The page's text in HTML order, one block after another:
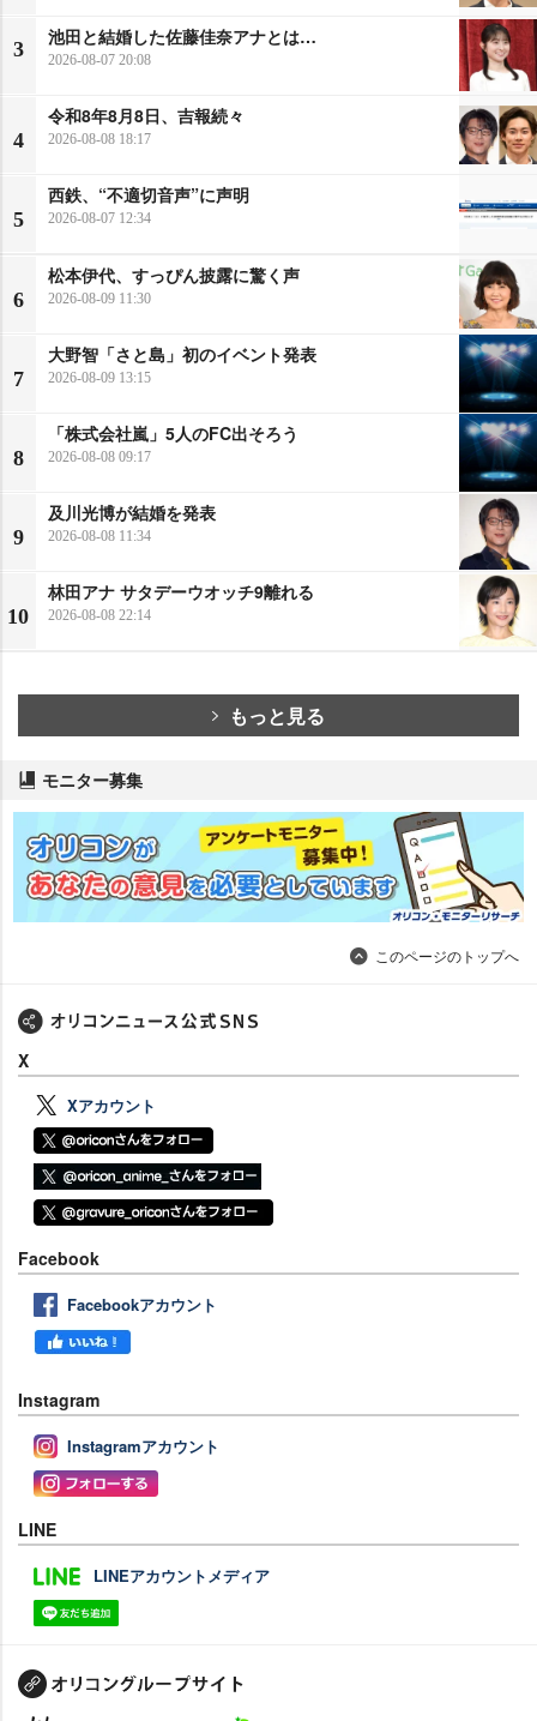
3
池田と結婚した佐藤佳奈アナとは…
2026-08-07 20:08
4
令和8年8月8日、吉報続々
2026-08-08 18:17
5
西鉄、“不適切音声”に声明
2026-08-07 12:34
6
松本伊代、すっぴん披露に驚く声
2026-08-09 11:30
7
大野智「さと島」初のイベント発表
2026-08-09 13:15
8
「株式会社嵐」5人のFC出そろう
2026-08-08 09:17
9
及川光博が結婚を発表
2026-08-08 11:34
10
林田アナ サタデーウオッチ9離れる
2026-08-08 22:14
もっと見る
モニター募集
このページのトップへ
X
Xアカウント
Facebook
Facebookアカウント
Instagram
Instagramアカウント
LINE
LINEアカウントメディア